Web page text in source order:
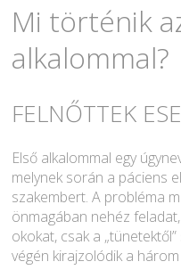
Mi történik
alkalommal?
FELNŐTTEK
Első alkalommal egy
melynek során a páciens
szakembert. A probléma
önmagában nehéz
okokat, csak a
végén kirajzolódik a